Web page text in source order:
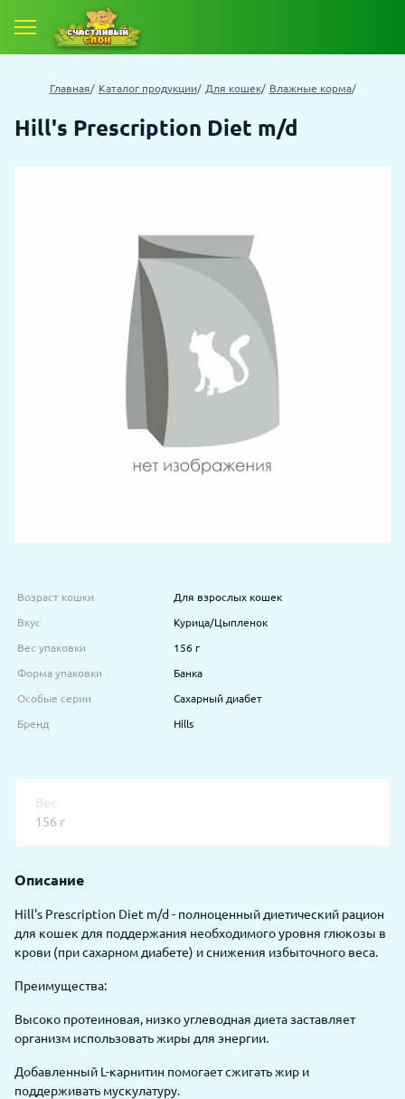
Главная Каталог продукции Для кошек Влажные корма
Hill's Prescription Diet m/d
Возраст кошки Для взрослых кошек
Вкус Курица/Цыпленок
Вес упаковки 156 г
Форма упаковки Банка
Особые серии Сахарный диабет
Бренд Hills
Вес
156 г
Описание
Hill's Prescription Diet m/d - полноценный диетический рацион
для кошек для поддержания необходимого уровня глюкозы в
крови (при сахарном диабете) и снижения избыточного веса.
Преимущества:
Высоко протеиновая, низко углеводная диета заставляет
организм использовать жиры для энергии.
Добавленный L-карнитин помогает сжигать жир и
поддерживать мускулатуру.